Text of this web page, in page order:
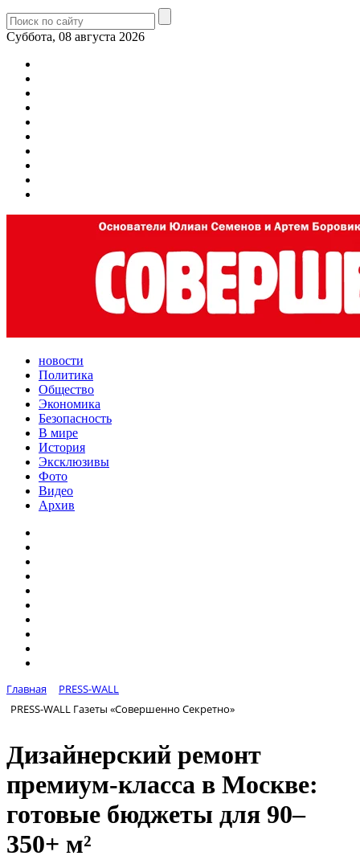
Суббота, 08 августа 2026
новости
Политика
Общество
Экономика
Безопасность
В мире
История
Эксклюзивы
Фото
Видео
Архив
Главная
PRESS-WALL
PRESS-WALL Газеты «Совершенно Секретно»
Дизайнерский ремонт
премиум-класса в Москве:
готовые бюджеты для 90–
350+ м²